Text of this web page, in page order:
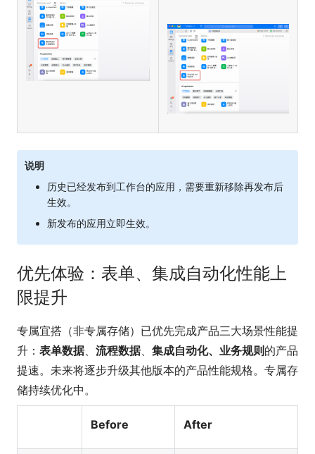
说明
历史已经发布到工作台的应用，需要重新移除再发布后
生效。
新发布的应用立即生效。
优先体验：表单、集成自动化性能上
限提升
专属宜搭（非专属存储）已优先完成产品三大场景性能提
升： 表单数据、 流程数据、 集成自动化、业务规则 的产品
提速。未来将逐步升级其他版本的产品性能规格。专属存
储持续优化中。
Before After